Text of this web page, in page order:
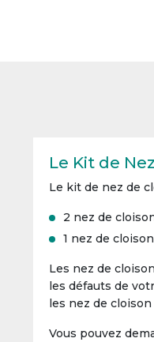
Le Kit de
Le kit de nez de
2 nez de
1 nez de
Les nez de
les défauts de
les nez de
Vous pouvez